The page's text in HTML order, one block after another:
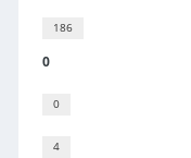
186
0
0
4